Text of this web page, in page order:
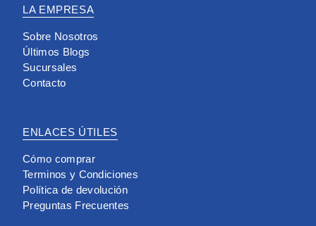
LA EMPRESA
Sobre Nosotros
Últimos Blogs
Sucursales
Contacto
ENLACES ÚTILES
Cómo comprar
Terminos y Condiciones
Política de devolución
Preguntas Frecuentes